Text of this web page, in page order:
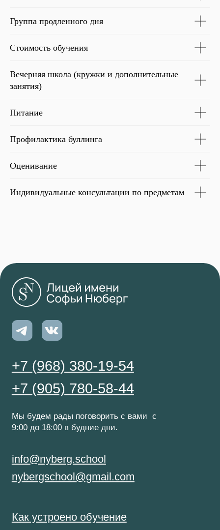
Группа продленного дня
Стоимость обучения
Вечерняя школа (кружки и дополнительные
занятия)
Питание
Профилактика буллинга
Оценивание
Индивидуальные консультации по предметам